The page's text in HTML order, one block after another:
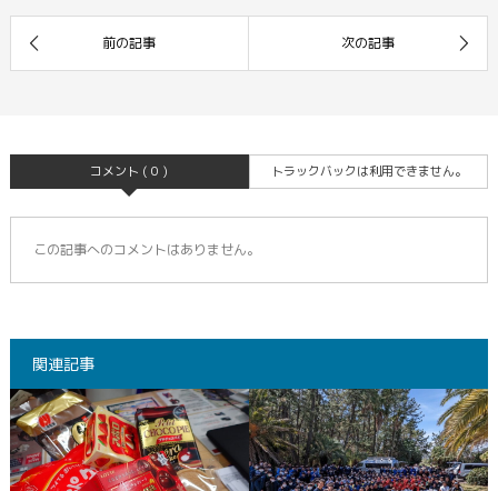
コメント ( 0 ) トラックバックは利用できません。
この記事へのコメントはありません。
関連記事